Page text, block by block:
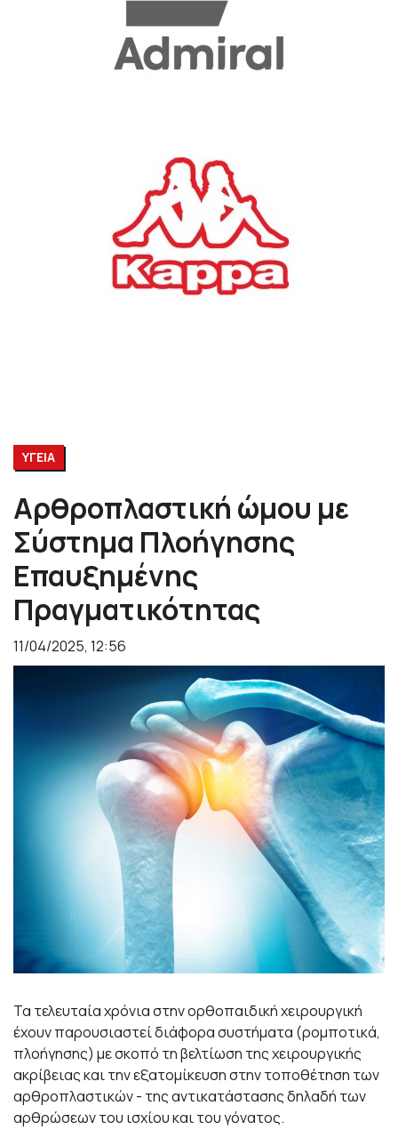
ΥΓΕΙΑ
Αρθροπλαστική ώμου με
Σύστημα Πλοήγησης
Επαυξημένης
Πραγματικότητας
11/04/2025, 12:56
Τα τελευταία χρόνια στην ορθοπαιδική χειρουργική
έχουν παρουσιαστεί διάφορα συστήματα (ρομποτικά,
πλοήγησης) με σκοπό τη βελτίωση της χειρουργικής
ακρίβειας και την εξατομίκευση στην τοποθέτηση των
αρθροπλαστικών - της αντικατάστασης δηλαδή των
αρθρώσεων του ισχίου και του γόνατος.